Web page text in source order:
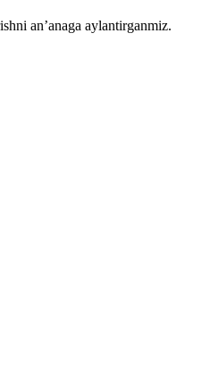
an’anaga aylantirganmiz.